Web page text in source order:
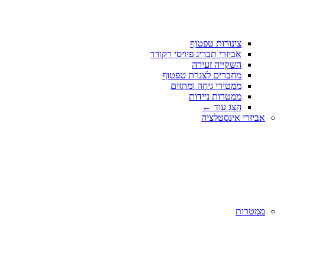
צינורות טפטוף
אביזרי תבריג פיויסי רקורד
השקייה זעירה
מחברים לצנרת טפטוף
ממטירי גיחה ומתזים
ממטרות ניידות
הצג עוד ←
אביזרי אינסטלציה
ממטרות